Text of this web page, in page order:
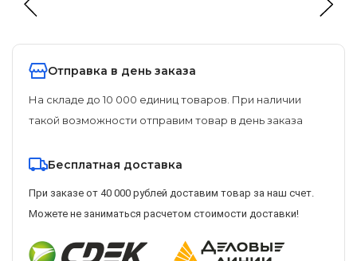
Отправка в день заказа
На складе до 10 000 единиц товаров. При наличии
такой возможности отправим товар в день заказа
Бесплатная доставка
При заказе от 40 000 рублей доставим товар за наш счет.
Можете не заниматься расчетом стоимости доставки!